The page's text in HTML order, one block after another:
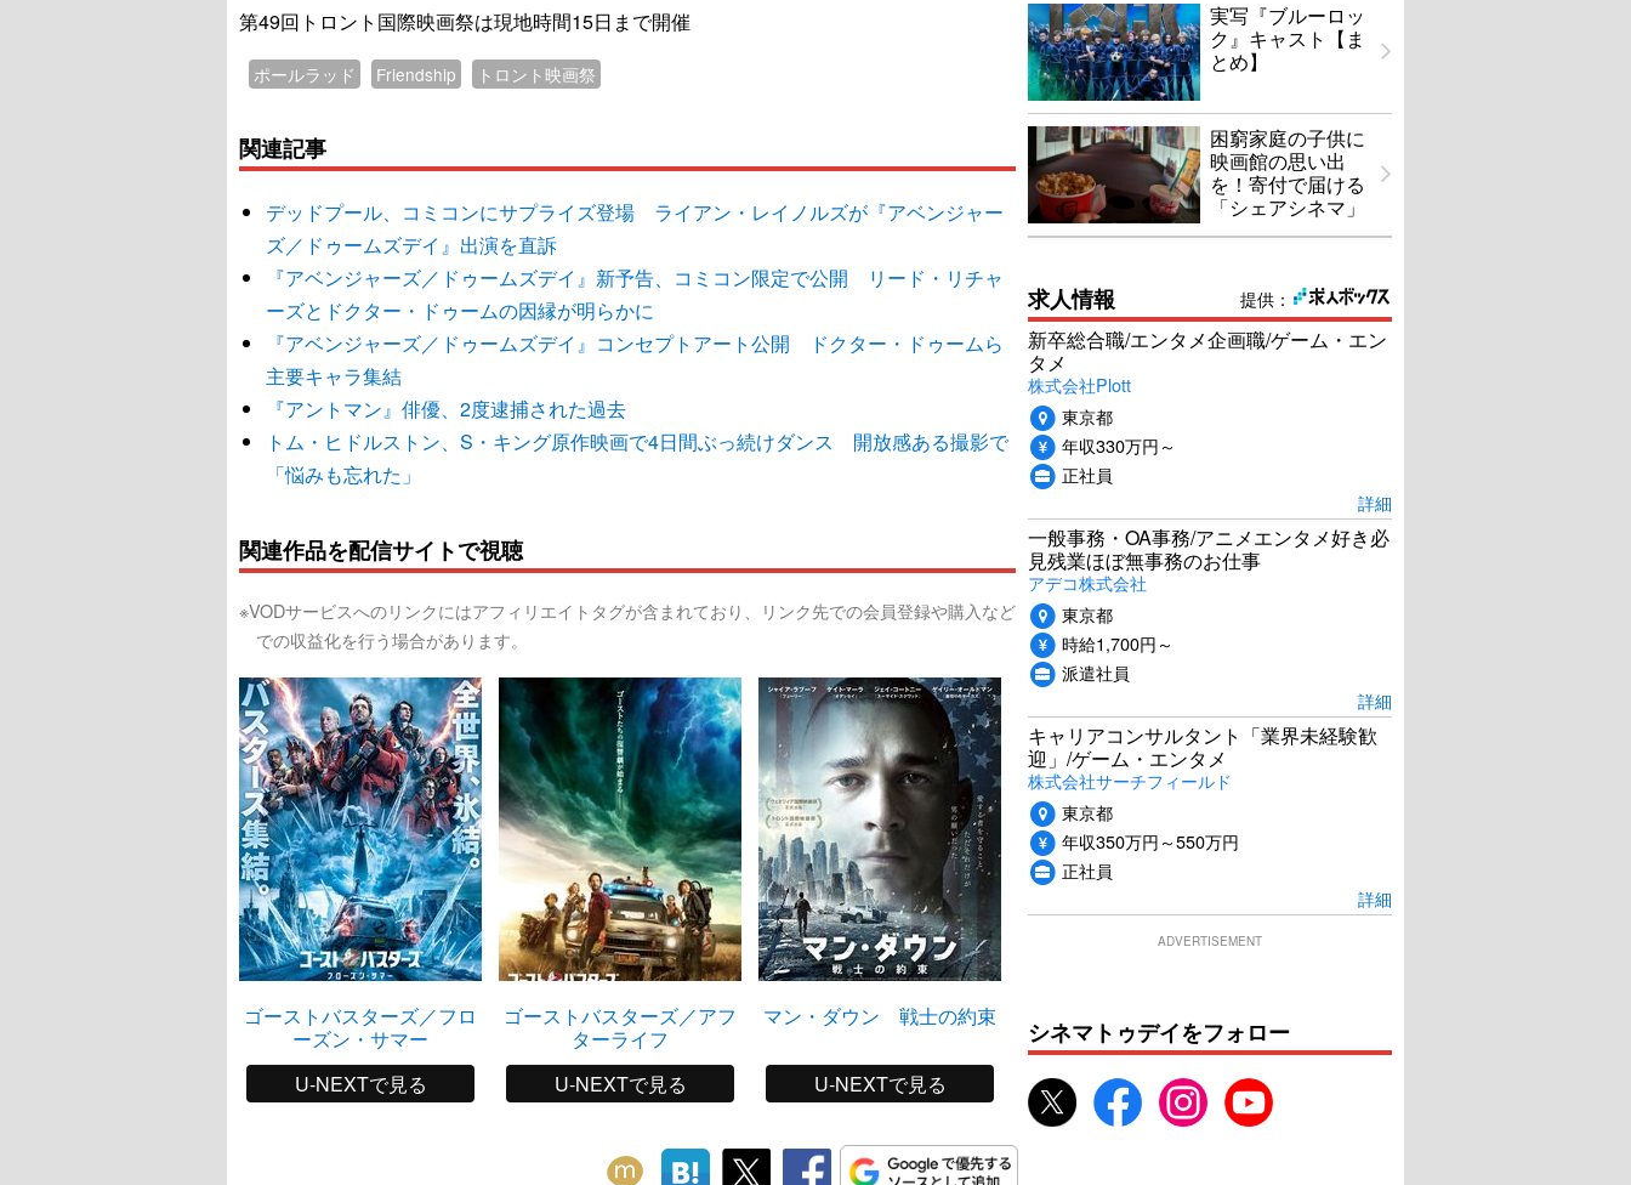
第49回トロント国際映画祭は現地時間15日まで開催
ポールラッド Friendship トロント映画祭
関連記事
デッドプール、コミコンにサプライズ登場 ライアン・レイノルズが『アベンジャー
ズ／ドゥームズデイ』出演を直訴
『アベンジャーズ／ドゥームズデイ』新予告、コミコン限定で公開 リード・リチャ
ーズとドクター・ドゥームの因縁が明らかに
『アベンジャーズ／ドゥームズデイ』コンセプトアート公開 ドクター・ドゥームら
主要キャラ集結
『アントマン』俳優、2度逮捕された過去
トム・ヒドルストン、S・キング原作映画で4日間ぶっ続けダンス 開放感ある撮影で
「悩みも忘れた」
関連作品を配信サイトで視聴
※VODサービスへのリンクにはアフィリエイトタグが含まれており、リンク先での会員登録や購入など
での収益化を行う場合があります。
ゴーストバスターズ／フロ
ーズン・サマー
U-NEXTで見る
ゴーストバスターズ／アフ
ターライフ
U-NEXTで見る
マン・ダウン 戦士の約束
U-NEXTで見る
ら、終わり。
U-NEXTで見る
実写『ブルーロッ
ク』キャスト【ま
とめ】
困窮家庭の子供に
映画館の思い出
を！寄付で届ける
「シェアシネマ」
提供：
求人情報
新卒総合職/エンタメ企画職/ゲーム・エン
タメ
株式会社Plott
東京都
年収330万円～
正社員
詳細
一般事務・OA事務/アニメエンタメ好き必
見残業ほぼ無事務のお仕事
アデコ株式会社
東京都
時給1,700円～
派遣社員
詳細
キャリアコンサルタント「業界未経験歓
迎」/ゲーム・エンタメ
株式会社サーチフィールド
東京都
年収350万円～550万円
正社員
詳細
ADVERTISEMENT
シネマトゥデイをフォロー